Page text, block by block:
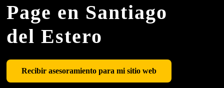
Page en Santiago
del Estero
Recibir asesoramiento para mi sitio web